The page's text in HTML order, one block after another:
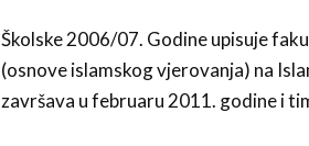
Školske 2006/07. Godine upisuje
(osnove islamskog vjerovanja) na
završava u februaru 2011. godine i